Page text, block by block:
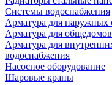
Системы водоснабжения
Арматура для наружных
Арматура для
Арматура для
водоснабжения
Насосное оборудование
Шаровые краны